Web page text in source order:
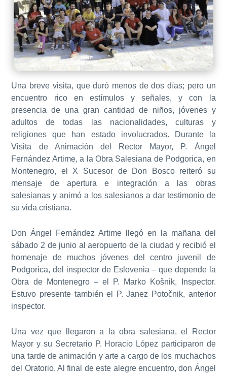
Una breve visita, que duró menos de dos días; pero un
encuentro rico en estímulos y señales, y con la
presencia de una gran cantidad de niños, jóvenes y
adultos de todas las nacionalidades, culturas y
religiones que han estado involucrados. Durante la
Visita de Animación del Rector Mayor, P. Ángel
Fernández Artime, a la Obra Salesiana de Podgorica, en
Montenegro, el X Sucesor de Don Bosco reiteró su
mensaje de apertura e integración a las obras
salesianas y animó a los salesianos a dar testimonio de
su vida cristiana.
Don Ángel Fernández Artime llegó en la mañana del
sábado 2 de junio al aeropuerto de la ciudad y recibió el
homenaje de muchos jóvenes del centro juvenil de
Podgorica, del inspector de Eslovenia – que depende la
Obra de Montenegro – el P. Marko Košnik, Inspector.
Estuvo presente también el P. Janez Potočnik, anterior
inspector.
Una vez que llegaron a la obra salesiana, el Rector
Mayor y su Secretario P. Horacio López participaron de
una tarde de animación y arte a cargo de los muchachos
del Oratorio. Al final de este alegre encuentro, don Ángel